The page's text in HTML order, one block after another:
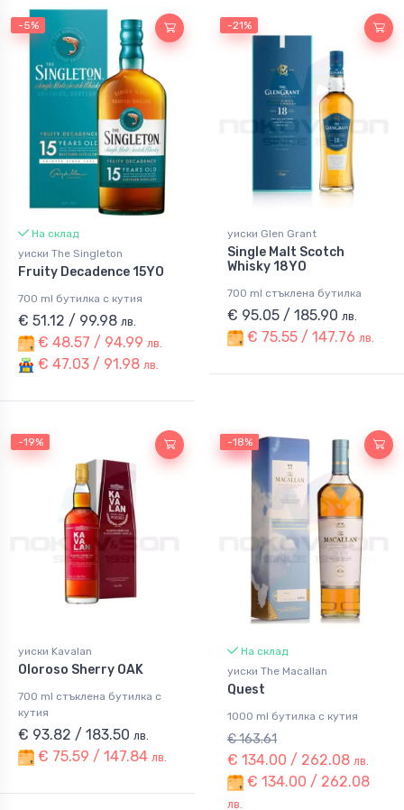
-5%
На склад
уиски The Singleton
Fruity Decadence 15YO
700 ml бутилка с кутия
€ 51.12 / 99.98 лв.
€ 48.57 / 94.99 лв.
€ 47.03 / 91.98 лв.
-21%
уиски Glen Grant
Single Malt Scotch
Whisky 18YO
700 ml стъклена бутилка
€ 95.05 / 185.90 лв.
€ 75.55 / 147.76 лв.
-19%
уиски Kavalan
Oloroso Sherry OAK
700 ml стъклена бутилка с
кутия
€ 93.82 / 183.50 лв.
€ 75.59 / 147.84 лв.
-18%
-18%
На склад
уиски The Macallan
Quest
1000 ml бутилка с кутия
€ 163.61
€ 134.00 / 262.08 лв.
€ 134.00 / 262.08
лв.